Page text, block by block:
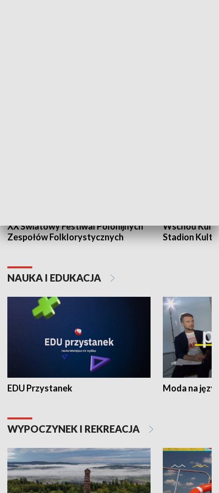
XX Światowy Festiwal Polonijnych
Zespołów Folklorystycznych
Wschód
Stadion
NAUKA I EDUKACJA
EDU Przystanek Moda na
WYPOCZYNEK I REKREACJA